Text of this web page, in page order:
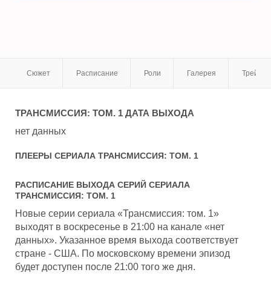
Сюжет Расписание Роли Галерея
ТРАНСМИССИЯ: ТОМ. 1ДАТА ВЫХОДА
нет данных
ПЛЕЕРЫ СЕРИАЛА ТРАНСМИССИЯ: ТОМ. 1
РАСПИСАНИЕ ВЫХОДА СЕРИЙ СЕРИАЛА
ТРАНСМИССИЯ: ТОМ. 1
Новые серии сериала «Трансмиссия: том. 1»
выходят в воскресенье в 21:00 на канале «нет
данных». Указанное время выхода соответствует
стране - США. По московскому времени эпизод
будет доступен после 21:00 того же дня.